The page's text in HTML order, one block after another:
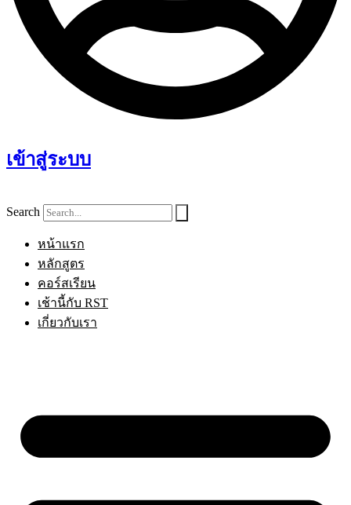
เข้าสู่ระบบ
Search
หน้าแรก
หลักสูตร
คอร์สเรียน
เช้านี้กับ RST
เกี่ยวกับเรา